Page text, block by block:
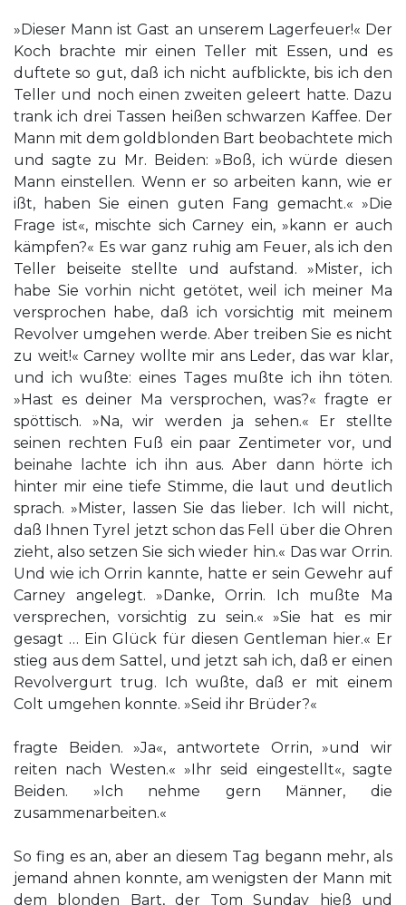
»Dieser Mann ist Gast an unserem Lagerfeuer!« Der
Koch brachte mir einen Teller mit Essen, und es
duftete so gut, daß ich nicht aufblickte, bis ich den
Teller und noch einen zweiten geleert hatte. Dazu
trank ich drei Tassen heißen schwarzen Kaffee. Der
Mann mit dem goldblonden Bart beobachtete mich
und sagte zu Mr. Beiden: »Boß, ich würde diesen
Mann einstellen. Wenn er so arbeiten kann, wie er
ißt, haben Sie einen guten Fang gemacht.« »Die
Frage ist«, mischte sich Carney ein, »kann er auch
kämpfen?« Es war ganz ruhig am Feuer, als ich den
Teller beiseite stellte und aufstand. »Mister, ich
habe Sie vorhin nicht getötet, weil ich meiner Ma
versprochen habe, daß ich vorsichtig mit meinem
Revolver umgehen werde. Aber treiben Sie es nicht
zu weit!« Carney wollte mir ans Leder, das war klar,
und ich wußte: eines Tages mußte ich ihn töten.
»Hast es deiner Ma versprochen, was?« fragte er
spöttisch. »Na, wir werden ja sehen.« Er stellte
seinen rechten Fuß ein paar Zentimeter vor, und
beinahe lachte ich ihn aus. Aber dann hörte ich
hinter mir eine tiefe Stimme, die laut und deutlich
sprach. »Mister, lassen Sie das lieber. Ich will nicht,
daß Ihnen Tyrel jetzt schon das Fell über die Ohren
zieht, also setzen Sie sich wieder hin.« Das war Orrin.
Und wie ich Orrin kannte, hatte er sein Gewehr auf
Carney angelegt. »Danke, Orrin. Ich mußte Ma
versprechen, vorsichtig zu sein.« »Sie hat es mir
gesagt … Ein Glück für diesen Gentleman hier.« Er
stieg aus dem Sattel, und jetzt sah ich, daß er einen
Revolvergurt trug. Ich wußte, daß er mit einem
Colt umgehen konnte. »Seid ihr Brüder?«
fragte Beiden. »Ja«, antwortete Orrin, »und wir
reiten nach Westen.« »Ihr seid eingestellt«, sagte
Beiden. »Ich nehme gern Männer, die
zusammenarbeiten.«
So fing es an, aber an diesem Tag begann mehr, als
jemand ahnen konnte, am wenigsten der Mann mit
dem blonden Bart, der Tom Sunday hieß und